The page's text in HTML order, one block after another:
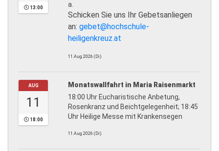
13:00
a.
Schicken Sie uns Ihr Gebetsanliegen
an: gebet@hochschule-
heiligenkreuz.at
11.Aug.2026 (Di)
AUG
11
18:00
Monatswallfahrt in Maria Raisenmarkt
18:00 Uhr Eucharistische Anbetung,
Rosenkranz und Beichtgelegenheit; 18:45
Uhr Heilige Messe mit Krankensegen
11.Aug.2026 (Di)